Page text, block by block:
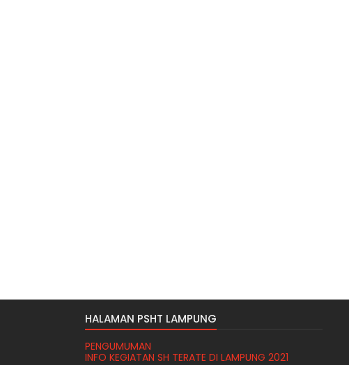
HALAMAN PSHT LAMPUNG
PENGUMUMAN
INFO KEGIATAN SH TERATE DI LAMPUNG 2021